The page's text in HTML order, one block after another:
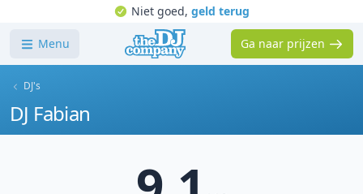
Niet goed, geld terug
Menu Ga naar prijzen
DJ's
DJ Fabian